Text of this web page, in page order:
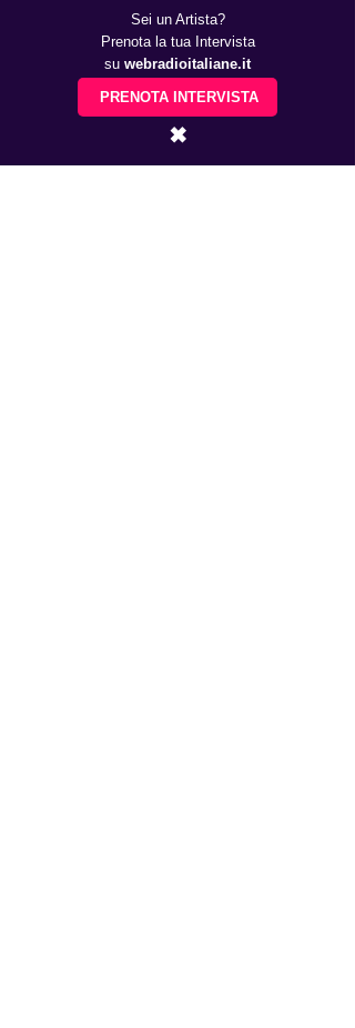
Sei un Artista?
Prenota la tua Intervista
su webradioitaliane.it
PRENOTA INTERVISTA
✖